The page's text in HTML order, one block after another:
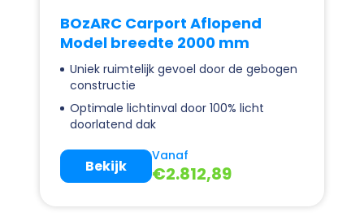
BOzARC Carport Aflopend
Model breedte 2000 mm
Uniek ruimtelijk gevoel door de gebogen
constructie
Optimale lichtinval door 100% licht
doorlatend dak
Vanaf
€2.812,89
Bekijk